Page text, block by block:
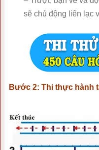
sẽ chủ động liên lạc
Bước 2: Thi thực hành